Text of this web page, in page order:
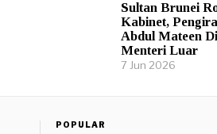
Sultan Brunei
Kabinet,
Abdul Mateen
Menteri Luar
7 Jun 2026
POPULAR